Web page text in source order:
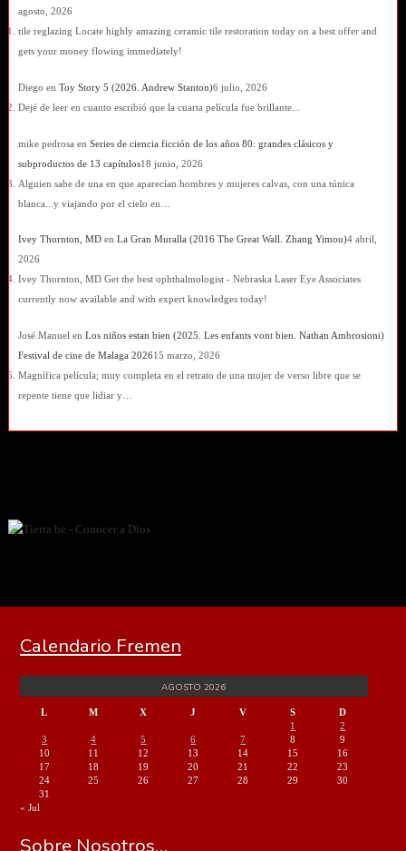
agosto, 2026
tile reglazing Locate highly amazing ceramic tile restoration today on a best offer and
gets your money flowing immediately!
Diego en Toy Story 5 (2026. Andrew Stanton)6 julio, 2026
Dejé de leer en cuanto escribió que la cuarta película fue brillante...
mike pedrosa en Series de ciencia ficción de los años 80: grandes clásicos y
subproductos de 13 capítulos18 junio, 2026
Alguien sabe de una en que aparecían hombres y mujeres calvas, con una túnica
blanca...y viajando por el cielo en…
Ivey Thornton, MDen La Gran Muralla (2016 The Great Wall. Zhang Yimou)4 abril,
2026
Ivey Thornton, MD Get the best ophthalmologist - Nebraska Laser Eye Associates
currently now available and with expert knowledges today!
José Manuel en Los niños estan bien (2025. Les enfants vont bien. Nathan Ambrosioni)
Festival de cine de Malaga 202615 marzo, 2026
Magnífica película; muy completa en el retrato de una mujer de verso libre que se
repente tiene que lidiar y…
Calendario Fremen
AGOSTO 2026
L M X J V S
D
1
2
3
4 5 6 7 8
9
10
11 12 13 14 15
16
17
18 19 20 21 22
23
24
25 26 27 28 29
30
31
« Jul
Sobre Nosotros…